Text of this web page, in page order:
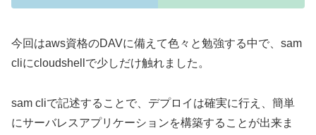
今回はaws資格のDAVに備えて色々と勉強する中で、sam
cliにcloudshellで少しだけ触れました。
sam cliで記述することで、デプロイは確実に行え、簡単
にサーバレスアプリケーションを構築することが出来ま